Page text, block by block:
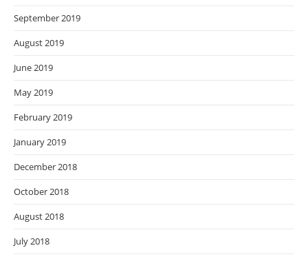
September 2019
August 2019
June 2019
May 2019
February 2019
January 2019
December 2018
October 2018
August 2018
July 2018